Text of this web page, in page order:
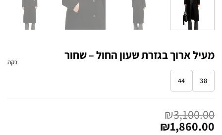
מעיל ארוך בגזרת שעון החול – שחור
38
44
נקה
₪3,100.00
₪1,860.00